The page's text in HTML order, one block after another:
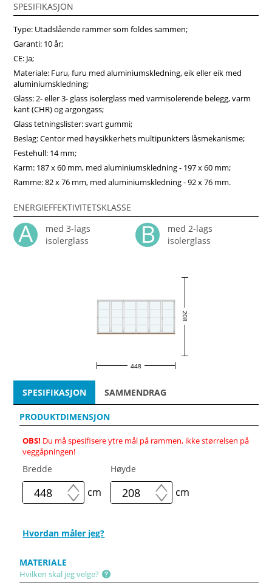
samtidig som produktet holder høy kvalitet. Vindupro
leverer foldedører på mål for perfekt tilpasning.
SPESIFIKASJON
Type: Utadslående rammer som foldes sammen;
Garanti: 10 år;
CE: Ja;
Materiale: Furu, furu med aluminiumskledning, eik eller eik med
aluminiumskledning;
Glass: 2- eller 3- glass isolerglass med varmisolerende belegg, varm
kant (CHR) og argongass;
Glass tetningslister: svart gummi;
Beslag: Centor med høysikkerhets multipunkters låsmekanisme;
Festehull: 14 mm;
Karm: 187 x 60 mm, med aluminiumskledning - 197 x 60 mm;
Ramme: 82 x 76 mm, med aluminiumskledning - 92 x 76 mm.
ENERGIEFFEKTIVITETSKLASSE
med 3-lags
isolerglass
med 2-lags
isolerglass
208
448
SPESIFIKASJON SAMMENDRAG
PRODUKTDIMENSJON
OBS! Du må spesifisere ytre mål på rammen, ikke størrelsen på
veggåpningen!
Bredde
cm
Høyde
cm
Hvordan måler jeg?
MATERIALE
Hvilken skal jeg velge?